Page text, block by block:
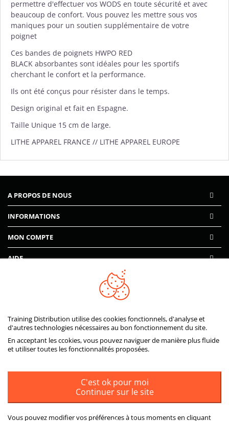
permettre d'effectuer vos WODS en toute sécurité et avec
beaucoup de confort. Vous pouvez les mettre sous vos
maniques pour un soutien supplémentaire de votre
poignet
Ces bandes de poignets HWPO RED
BLACK absorbantes sont idéales pour les sportifs
cherchant le confort et la performance.
Ils ont été conçus pour résister dans le temps.
Design original et fait en Espagne.
Taille Unique 15 cm de large.
LITHE APPAREL FRANCE // LITHE APPAREL EUROPE
A PROPOS DE NOUS
INFORMATIONS
MON COMPTE
Training Distribution utilise des cookies fonctionnels, d'analyse et
d'autres technologies nécessaires au bon fonctionnement du site.
En acceptant les ccokies, vous pouvez naviguer de manière plus fluide
et utiliser toutes les fonctionnalités proposées.
C'est ok pour moi
Continuer sur le site
Vous pouvez modifier vos préférences à tous moments en cliquant
AIDE